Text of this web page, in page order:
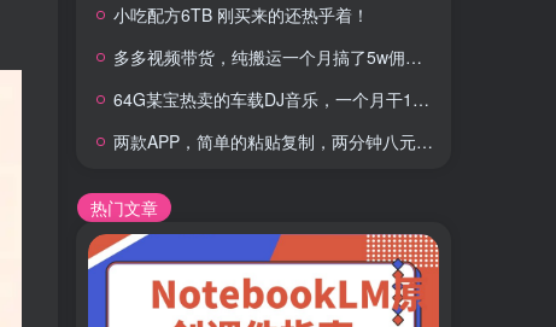
小吃配方6TB 刚买来的还热乎着！
多多视频带货，纯搬运一个月搞了5w佣金，小白也能操作
64G某宝热卖的车载DJ音乐，一个月干100W+利润
两款APP，简单的粘贴复制，两分钟八元钱，无限做，执行就有收入
热门文章